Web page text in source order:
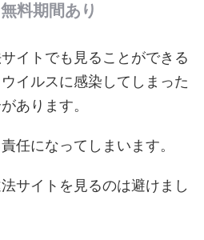
料期間あり
イトでも見ることができる
イルスに感染してしまった
あります。
任になってしまいます。
サイトを見るのは避けまし